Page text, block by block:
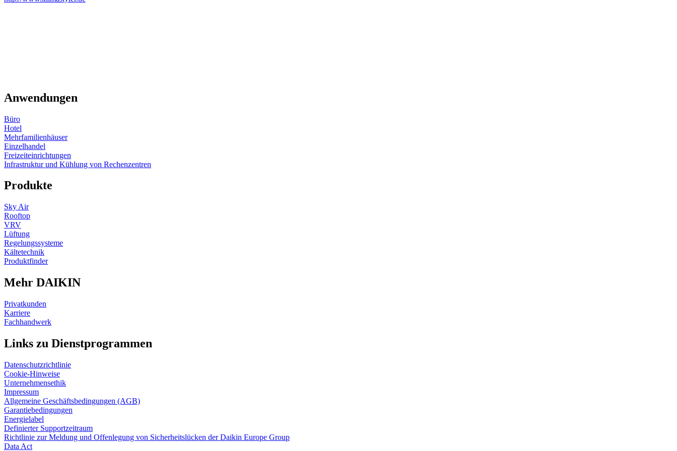
Anwendungen
Büro
Hotel
Mehrfamilienhäuser
Einzelhandel
Freizeiteinrichtungen
Infrastruktur und Kühlung von Rechenzentren
Produkte
Sky Air
Rooftop
VRV
Lüftung
Regelungssysteme
Kältetechnik
Produktfinder
Mehr DAIKIN
Privatkunden
Karriere
Fachhandwerk
Links zu Dienstprogrammen
Datenschutzrichtlinie
Cookie-Hinweise
Unternehmensethik
Impressum
Allgemeine Geschäftsbedingungen (AGB)
Garantiebedingungen
Energielabel
Definierter Supportzeitraum
Richtlinie zur Meldung und Offenlegung von Sicherheitslücken der Daikin Europe Group
Data Act